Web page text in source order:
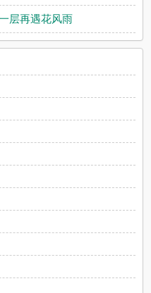
层再遇花风雨